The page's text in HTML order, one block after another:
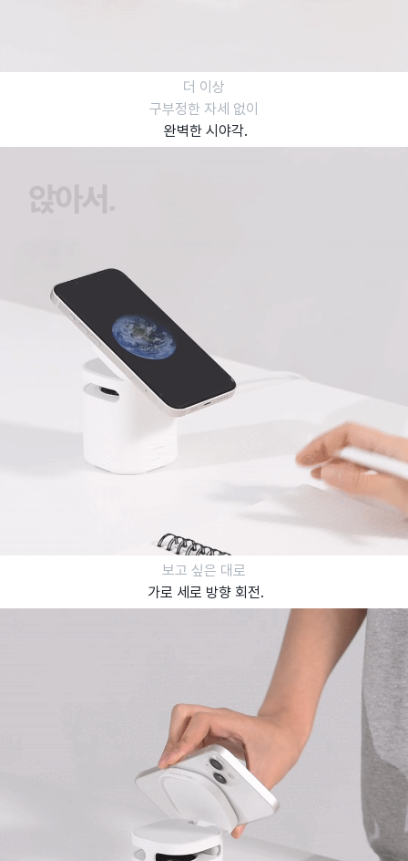
더 이상
구부정한 자세 없이
완벽한 시야각.
보고 싶은 대로
가로 세로 방향 회전.